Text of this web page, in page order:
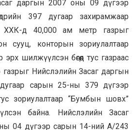
даргын 2007 оны 09 дүгээр
397 дугаар захирамжаар
ХХК-д 40,000 ам метр газрыг
сууц, конторын зориулалтаар
шилжүүлсэн бөгөөд тус газраас
Нийслэлийн Засаг даргын
сарын 25-ны 379 дүгээр
зориулалтаар “Бумбын шовх”
байна. Нийслэлийн Засаг
04 дүгээр сарын 14-ний А/243